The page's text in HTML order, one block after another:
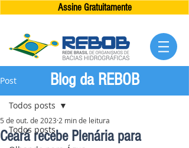
Assine Gratuitamente
Post
Todos posts
Todos posts
Ceará recebe Plenária para
5 de out. de 2023 2 min de leitura
Blog da REBOB